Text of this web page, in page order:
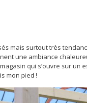
mais surtout très
une ambiance
qui s’ouvre sur
mon pied !